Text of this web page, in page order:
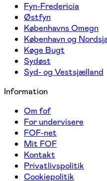
Fyn-Fredericia
Østfyn
Københavns Omegn
København og
Køge Bugt
Sydøst
Syd- og Vestsjælland
Information
Om fof
For undervisere
FOF-net
Mit FOF
Kontakt
Privatlivspolitik
Cookiepolitik